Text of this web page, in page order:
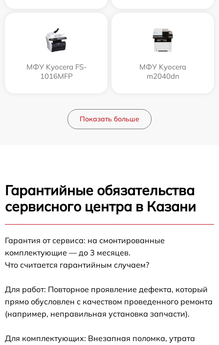
МФУ Kyocera FS-
1016MFP
МФУ Kyocera
m2040dn
Показать больше
Гарантийные обязательства
сервисного центра в Казани
Гарантия от сервиса: на смонтированные
комплектующие — до 3 месяцев.
Что считается гарантийным случаем?
Для работ: Повторное проявление дефекта, который
прямо обусловлен с качеством проведенного ремонта
(например, неправильная установка запчасти).
Для комплектующих: Внезапная поломка, утрата